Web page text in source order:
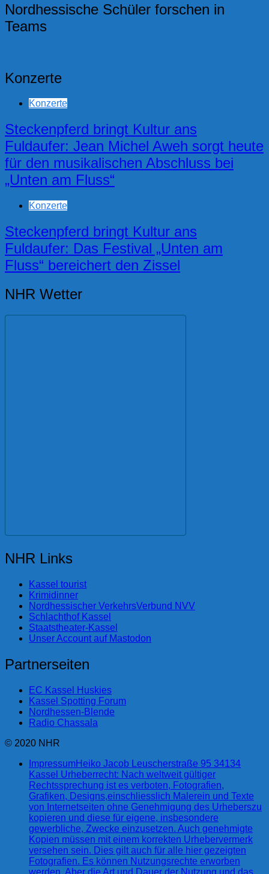
Nordhessische Schüler forschen in
Teams
Konzerte
Konzerte
Steckenpferd bringt Kultur ans
Fuldaufer: Jean Michel Aweh sorgt heute
für den musikalischen Abschluss bei
„Unten am Fluss“
Konzerte
Steckenpferd bringt Kultur ans
Fuldaufer: Das Festival „Unten am
Fluss“ bereichert den Zissel
NHR Wetter
NHR Links
Kassel tourist
Krimidinner
Nordhessischer VerkehrsVerbund NVV
Schlachthof Kassel
Staatstheater-Kassel
Unser Account auf Mastodon
Partnerseiten
EC Kassel Huskies
Kassel Spotting Forum
Nordhessen-Blende
Radio Chassala
© 2020 NHR
ImpressumHeiko Jacob Leuscherstraße 95 34134
Kassel Urheberrecht: Nach weltweit gültiger
Rechtssprechung ist es verboten, Fotografien,
Grafiken, Designs,einschliesslich Malerein und Texte
von Internetseiten ohne Genehmigung des Urheberszu
kopieren und diese für eigene, insbesondere
gewerbliche, Zwecke einzusetzen. Auch genehmigte
Kopien müssen mit einem korrekten Urhebervermerk
versehen sein. Dies gilt auch für alle hier gezeigten
Fotografien. Es können Nutzungsrechte erworben
werden. Aber die Art und Dauer der Nutzung und das